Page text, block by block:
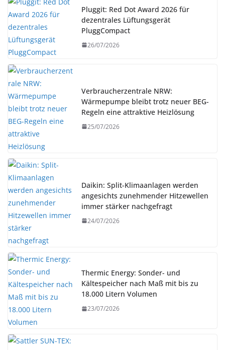
Pluggit: Red Dot Award 2026 für
dezentrales Lüftungsgerät
PluggCompact
26/07/2026
Verbraucherzentrale NRW:
Wärmepumpe bleibt trotz neuer BEG-
Regeln eine attraktive Heizlösung
25/07/2026
Daikin: Split-Klimaanlagen werden
angesichts zunehmender Hitzewellen
immer stärker nachgefragt
24/07/2026
Thermic Energy: Sonder- und
Kältespeicher nach Maß mit bis zu
18.000 Litern Volumen
23/07/2026